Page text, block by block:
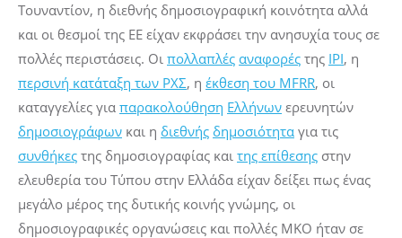
Τουναντίον, η διεθνής δημοσιογραφική κοινότητα αλλά
και οι θεσμοί της ΕΕ είχαν εκφράσει την ανησυχία τους σε
πολλές περιστάσεις. Οι πολλαπλές αναφορές της IPI, η
περσινή κατάταξη των ΡΧΣ, η έκθεση του MFRR, οι
καταγγελίες για παρακολούθηση Ελλήνων ερευνητών
δημοσιογράφων και η διεθνής δημοσιότητα για τις
συνθήκες της δημοσιογραφίας και της επίθεσης στην
ελευθερία του Τύπου στην Ελλάδα είχαν δείξει πως ένας
μεγάλο μέρος της δυτικής κοινής γνώμης, οι
δημοσιογραφικές οργανώσεις και πολλές ΜΚΟ ήταν σε